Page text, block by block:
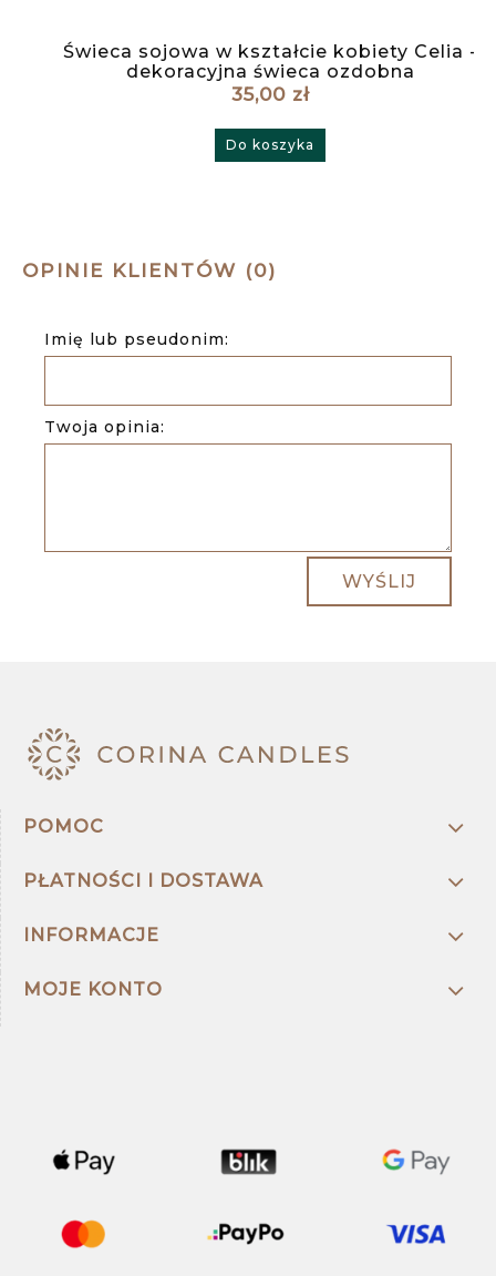
Świeca sojowa w kształcie kobiety Celia -
dekoracyjna świeca ozdobna
35,00 zł
Do koszyka
OPINIE KLIENTÓW (0)
Imię lub pseudonim:
Twoja opinia:
WYŚLIJ
POMOC
PŁATNOŚCI I DOSTAWA
INFORMACJE
MOJE KONTO